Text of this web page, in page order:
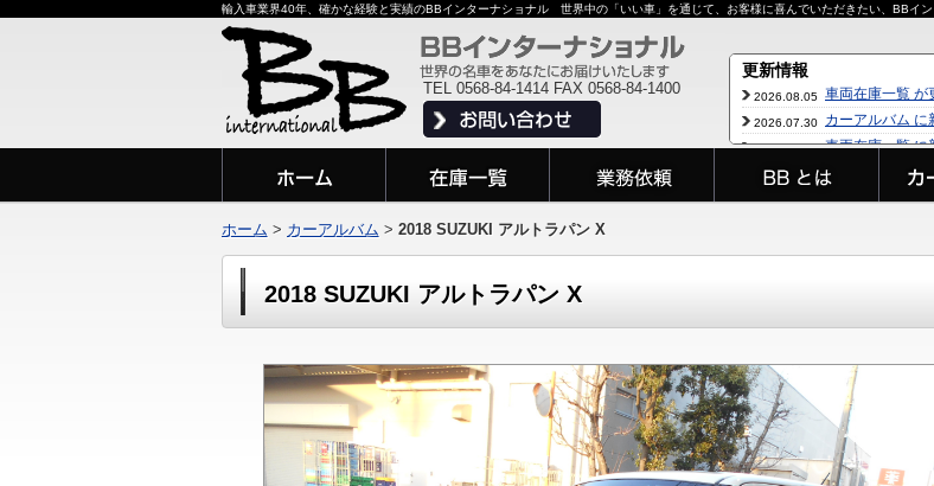
輸入車業界40年、確かな経験と実績のBBインターナショナル 世界中の「いい車」を通じて、お客様に喜んでいただきたい、BBイン
TEL 0568-84-1414 FAX 0568-84-1400
2018 SUZUKI アルトラパン X
ホーム > カーアルバム > 2018 SUZUKI アルトラパン X